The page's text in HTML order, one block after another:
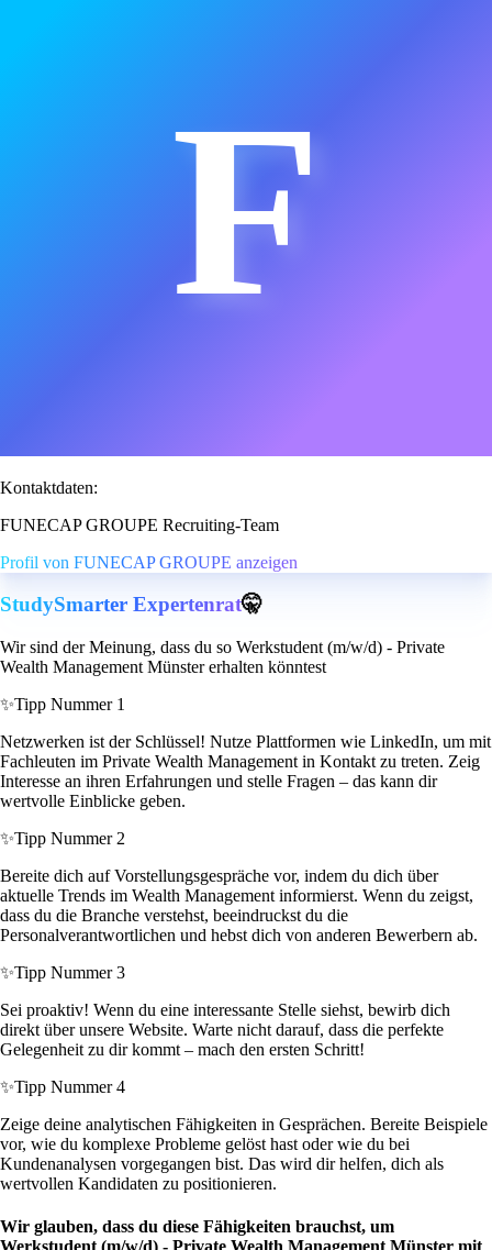
F
Kontaktdaten:
FUNECAP GROUPE Recruiting-Team
Profil von FUNECAP GROUPE anzeigen
StudySmarter Expertenrat🤫
Wir sind der Meinung, dass du so Werkstudent (m/w/d) - Private
Wealth Management Münster erhalten könntest
✨Tipp Nummer 1
Netzwerken ist der Schlüssel! Nutze Plattformen wie LinkedIn, um mit
Fachleuten im Private Wealth Management in Kontakt zu treten. Zeig
Interesse an ihren Erfahrungen und stelle Fragen – das kann dir
wertvolle Einblicke geben.
✨Tipp Nummer 2
Bereite dich auf Vorstellungsgespräche vor, indem du dich über
aktuelle Trends im Wealth Management informierst. Wenn du zeigst,
dass du die Branche verstehst, beeindruckst du die
Personalverantwortlichen und hebst dich von anderen Bewerbern ab.
✨Tipp Nummer 3
Sei proaktiv! Wenn du eine interessante Stelle siehst, bewirb dich
direkt über unsere Website. Warte nicht darauf, dass die perfekte
Gelegenheit zu dir kommt – mach den ersten Schritt!
✨Tipp Nummer 4
Zeige deine analytischen Fähigkeiten in Gesprächen. Bereite Beispiele
vor, wie du komplexe Probleme gelöst hast oder wie du bei
Kundenanalysen vorgegangen bist. Das wird dir helfen, dich als
wertvollen Kandidaten zu positionieren.
Wir glauben, dass du diese Fähigkeiten brauchst, um